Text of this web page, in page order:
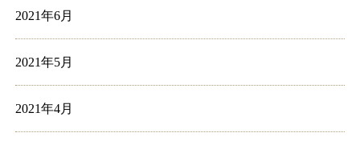
2021年6月
2021年5月
2021年4月